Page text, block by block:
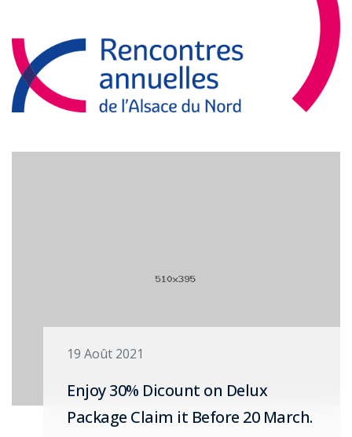
Enjoy 30% Dicount on Delux
Package Claim it Before 20 March.
19 Août 2021